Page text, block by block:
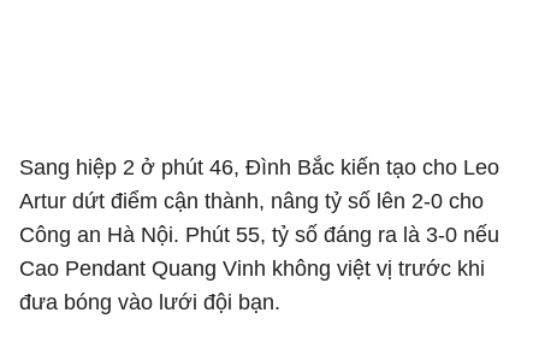
Sang hiệp 2 ở phút 46, Đình Bắc kiến tạo cho Leo
Artur dứt điểm cận thành, nâng tỷ số lên 2-0 cho
Công an Hà Nội. Phút 55, tỷ số đáng ra là 3-0 nếu
Cao Pendant Quang Vinh không việt vị trước khi
đưa bóng vào lưới đội bạn.